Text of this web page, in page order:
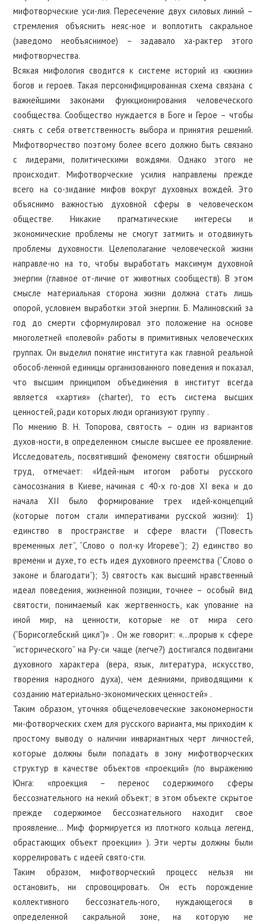
мифотворческие уси-лия. Пересечение двух силовых линий –
стремления объяснить неяс-ное и воплотить сакральное
(заведомо необъяснимое) – задавало ха-рактер этого
мифотворчества.
Всякая мифология сводится к системе историй из «жизни»
богов и героев. Такая персонифицированная схема связана с
важнейшими законами функционирования человеческого
сообщества. Сообщество нуждается в Боге и Герое – чтобы
снять с себя ответственность выбора и принятия решений.
Мифотворчество поэтому более всего должно быть связано
с лидерами, политическими вождями. Однако этого не
происходит. Мифотворческие усилия направлены прежде
всего на со-зидание мифов вокруг духовных вождей. Это
объяснимо важностью духовной сферы в человеческом
обществе. Никакие прагматические интересы и
экономические проблемы не смогут затмить и отодвинуть
проблемы духовности. Целеполагание человеческой жизни
направле-но на то, чтобы выработать максимум духовной
энергии (главное от-личие от животных сообществ). В этом
смысле материальная сторона жизни должна стать лишь
опорой, условием выработки этой энергии. Б. Малиновский за
год до смерти сформулировал это положение на основе
многолетней «полевой» работы в примитивных человеческих
группах. Он выделил понятие института как главной реальной
обособ-ленной единицы организованного поведения и показал,
что высшим принципом объединения в институт всегда
является «хартия» (charter), то есть система высших
ценностей, ради которых люди организуют группу .
По мнению В. Н. Топорова, святость – один из вариантов
духов-ности, в определенном смысле высшее ее проявление.
Исследователь, посвятивший феномену святости обширный
труд, отмечает: «Идей-ным итогом работы русского
самосознания в Киеве, начиная с 40-х го-дов XI века и до
начала XII было формирование трех идей-концепций
(которые потом стали императивами русской жизни): 1)
единство в пространстве и сфере власти (“Повесть
временных лет”, “Слово о пол-ку Игореве”); 2) единство во
времени и духе, то есть идея духовного преемства (“Слово о
законе и благодати”); 3) святость как высший нравственный
идеал поведения, жизненной позиции, точнее – особый вид
святости, понимаемый как жертвенность, как упование на
иной мир, на ценности, которые не от мира сего
(“Борисоглебский цикл”)» . Он же говорит: «…прорыв к сфере
“исторического” на Ру-си чаще (легче?) достигался подвигами
духовного характера (вера, язык, литература, искусство,
творения народного духа), чем деяниями, приводящими к
созданию материально-экономических ценностей» .
Таким образом, уточняя общечеловеческие закономерности
ми-фотворческих схем для русского варианта, мы приходим к
простому выводу о наличии инвариантных черт личностей,
которые должны были попадать в зону мифотворческих
структур в качестве объектов «проекций» (по выражению
Юнга: «проекция – перенос содержимого сферы
бессознательного на некий объект; в этом объекте скрытое
прежде содержимое бессознательного находит свое
проявление… Миф формируется из плотного кольца легенд,
обрастающих объект проекции» ). Эти черты должны были
коррелировать с идеей свято-сти.
Таким образом, мифотворческий процесс нельзя ни
остановить, ни спровоцировать. Он есть порождение
коллективного бессознатель-ного, нуждающегося в
определенной сакральной зоне, на которую не